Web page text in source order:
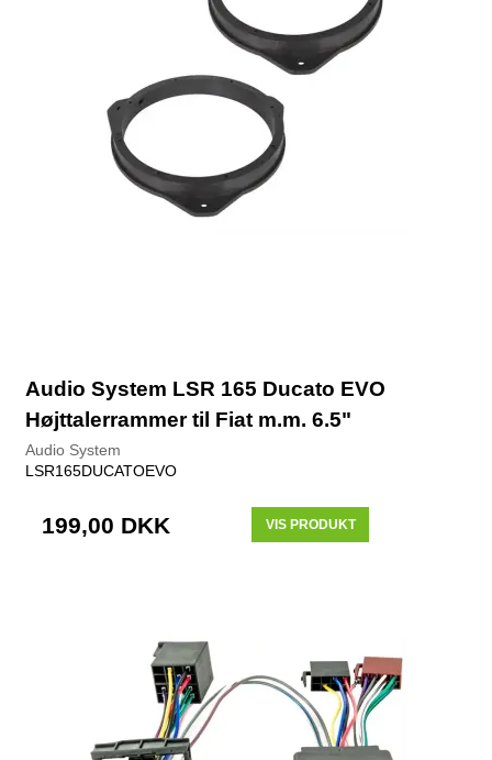
Audio System LSR 165 Ducato EVO
Højttalerrammer til Fiat m.m. 6.5"
Audio System
LSR165DUCATOEVO
199,00 DKK VIS PRODUKT